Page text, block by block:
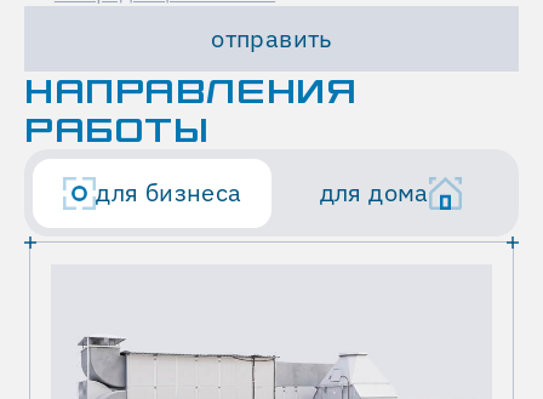
отправить
НАПРАВЛЕНИЯ
РАБОТЫ
для бизнеса для дома